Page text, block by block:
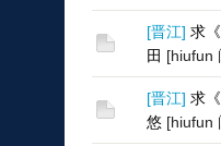
[晋江] 求
田 [hiufun
[晋江] 求
悠 [hiufun